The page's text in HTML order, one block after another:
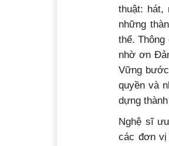
thuật: hát,
những
thể. Thông
nhờ ơn
Vững
quyền và
dựng
Nghệ sĩ
các đơn vị